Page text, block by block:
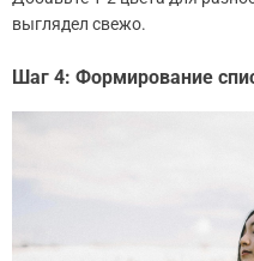
выглядел свежо.
Шаг 4: Формирование